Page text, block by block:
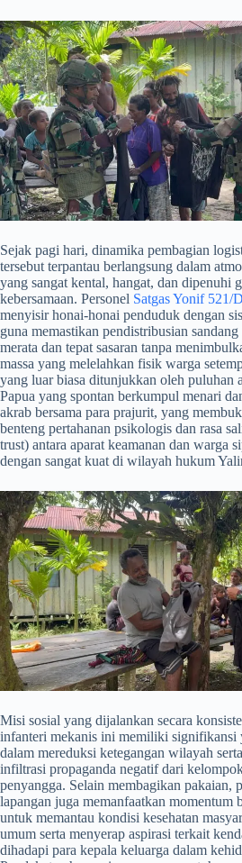
​Sejak pagi hari, dinamika pembagian
tersebut terpantau berlangsung dalam
yang sangat kental, hangat, dan dipenuhi
kebersamaan. Personel Satgas Yonif 521/
menyisir honai-honai penduduk dengan
guna memastikan pendistribusian
merata dan tepat sasaran tanpa
massa yang melelahkan fisik warga
yang luar biasa ditunjukkan oleh puluhan
Papua yang spontan berkumpul menari
akrab bersama para prajurit, yang
benteng pertahanan psikologis dan rasa
trust) antara aparat keamanan dan warga
dengan sangat kuat di wilayah hukum
​Misi sosial yang dijalankan secara
infanteri mekanis ini memiliki signifikansi
dalam mereduksi ketegangan wilayah
infiltrasi propaganda negatif dari
penyangga. Selain membagikan pakaian,
lapangan juga memanfaatkan momentum
untuk memantau kondisi kesehatan
umum serta menyerap aspirasi terkait
dihadapi para kepala keluarga dalam